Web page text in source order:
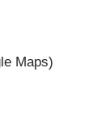
Maps)